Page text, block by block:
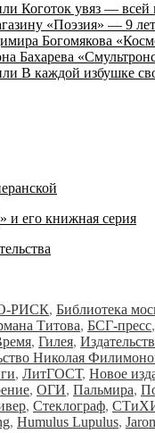
Коготок увяз — всей
«Поэзия» — 9
Богомякова
Бахарева
В каждой избушке
и его книжная серия
РИСК, Библиотека
Титова, БСГ-пресс,
, Гилея,
Николая
, ЛитГОСТ, Новое
, ОГИ, Пальмира,
, Стеклограф,
, Humulus Lupulus,